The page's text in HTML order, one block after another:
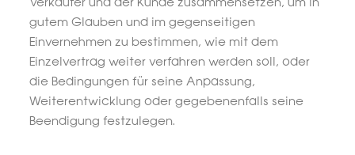
gutem Glauben und im gegenseitigen
Einvernehmen zu bestimmen, wie mit dem
Einzelvertrag weiter verfahren werden soll, oder
die Bedingungen für seine Anpassung,
Weiterentwicklung oder gegebenenfalls seine
Beendigung festzulegen.